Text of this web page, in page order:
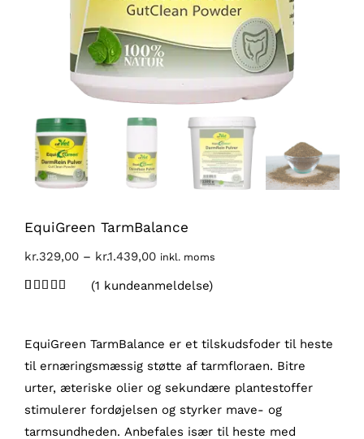
EquiGreen TarmBalance
kr.329,00 – kr.1.439,00Prisinterval:
kr.329,00
inkl. moms
baseret på
kundebedømmelse
(1 kundeanmeldelse)
EquiGreen TarmBalance er et tilskudsfoder til heste
til ernæringsmæssig støtte af tarmfloraen. Bitre
urter, æteriske olier og sekundære plantestoffer
stimulerer fordøjelsen og styrker mave- og
tarmsundheden. Anbefales især til heste med